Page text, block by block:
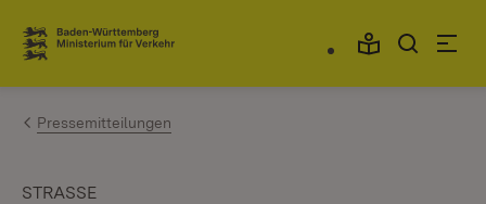
Zum Inhalt springen
Link zur Startseite
Pressemitteilungen
STRASSE